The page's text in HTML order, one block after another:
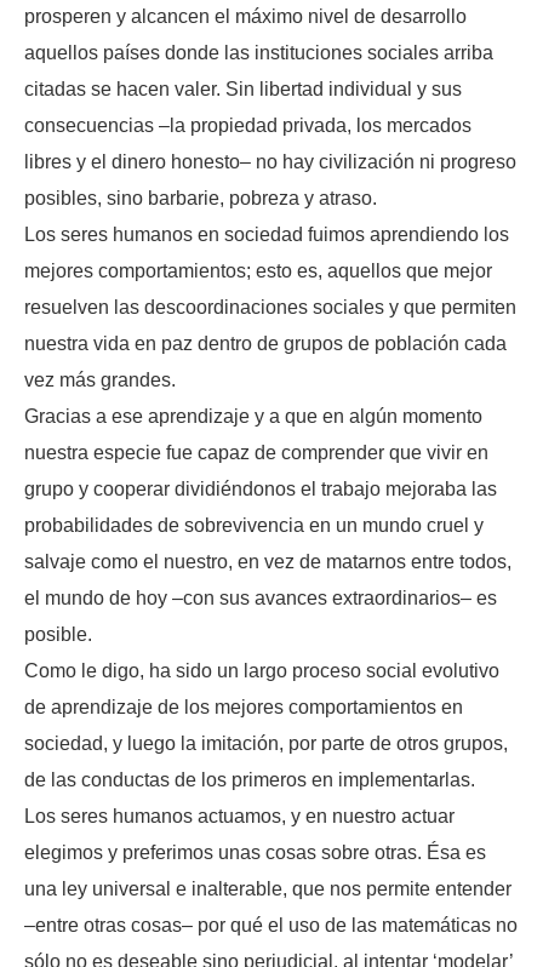
prosperen y alcancen el máximo nivel de desarrollo
aquellos países donde las instituciones sociales arriba
citadas se hacen valer. Sin libertad individual y sus
consecuencias –la propiedad privada, los mercados
libres y el dinero honesto– no hay civilización ni progreso
posibles, sino barbarie, pobreza y atraso.
Los seres humanos en sociedad fuimos aprendiendo los
mejores comportamientos; esto es, aquellos que mejor
resuelven las descoordinaciones sociales y que permiten
nuestra vida en paz dentro de grupos de población cada
vez más grandes.
Gracias a ese aprendizaje y a que en algún momento
nuestra especie fue capaz de comprender que vivir en
grupo y cooperar dividiéndonos el trabajo mejoraba las
probabilidades de sobrevivencia en un mundo cruel y
salvaje como el nuestro, en vez de matarnos entre todos,
el mundo de hoy –con sus avances extraordinarios– es
posible.
Como le digo, ha sido un largo proceso social evolutivo
de aprendizaje de los mejores comportamientos en
sociedad, y luego la imitación, por parte de otros grupos,
de las conductas de los primeros en implementarlas.
Los seres humanos actuamos, y en nuestro actuar
elegimos y preferimos unas cosas sobre otras. Ésa es
una ley universal e inalterable, que nos permite entender
–entre otras cosas– por qué el uso de las matemáticas no
sólo no es deseable sino perjudicial, al intentar ‘modelar’